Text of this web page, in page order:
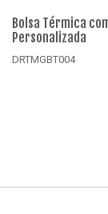
Bolsa Térmica
Personalizada
DRTMGBT004